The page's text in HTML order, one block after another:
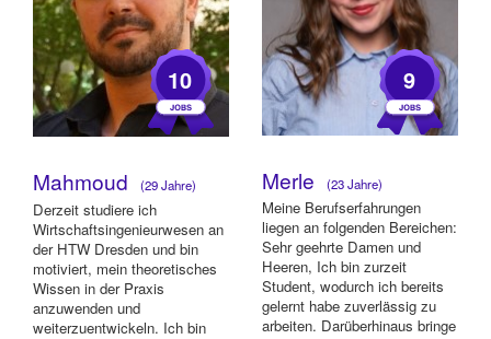
10
Mahmoud (29 Jahre)
Derzeit studiere ich
Wirtschaftsingenieurwesen an
der HTW Dresden und bin
motiviert, mein theoretisches
Wissen in der Praxis
anzuwenden und
weiterzuentwickeln. Ich bin
9
Merle (23 Jahre)
Meine Berufserfahrungen
liegen an folgenden Bereichen:
Sehr geehrte Damen und
Heeren, Ich bin zurzeit
Student, wodurch ich bereits
gelernt habe zuverlässig zu
arbeiten. Darüberhinaus bringe